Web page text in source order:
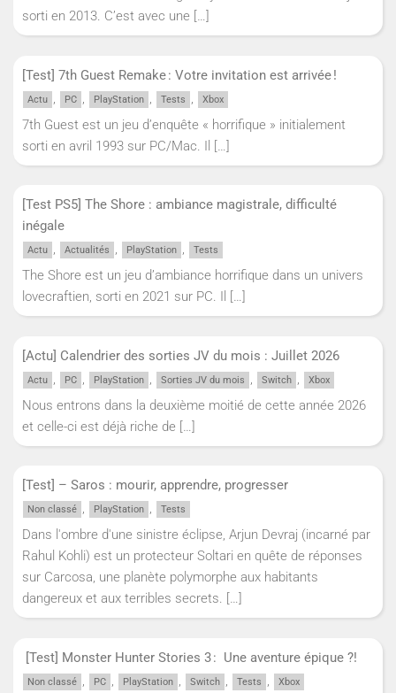
sorti en 2013. C’est avec une […]
[Test] 7th Guest Remake : Votre invitation est arrivée !
Actu , PC , PlayStation , Tests , Xbox
7th Guest est un jeu d’enquête « horrifique » initialement
sorti en avril 1993 sur PC/Mac. Il […]
[Test PS5] The Shore : ambiance magistrale, difficulté
inégale
Actu , Actualités , PlayStation , Tests
The Shore est un jeu d’ambiance horrifique dans un univers
lovecraftien, sorti en 2021 sur PC. Il […]
[Actu] Calendrier des sorties JV du mois : Juillet 2026
Actu , PC , PlayStation , Sorties JV du mois , Switch , Xbox
Nous entrons dans la deuxième moitié de cette année 2026
et celle-ci est déjà riche de […]
[Test] – Saros : mourir, apprendre, progresser
Non classé , PlayStation , Tests
Dans l'ombre d'une sinistre éclipse, Arjun Devraj (incarné par
Rahul Kohli) est un protecteur Soltari en quête de réponses
sur Carcosa, une planète polymorphe aux habitants
dangereux et aux terribles secrets. […]
[Test] Monster Hunter Stories 3 : Une aventure épique ?!
Non classé , PC , PlayStation , Switch , Tests , Xbox